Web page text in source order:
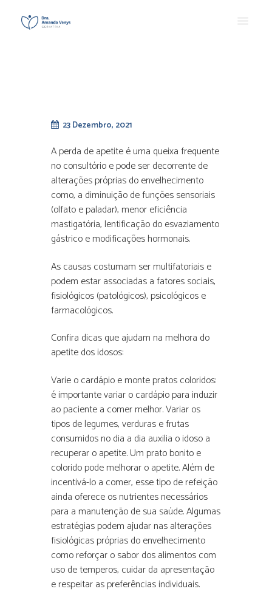
23 Dezembro, 2021
A perda de apetite é uma queixa frequente
no consultório e pode ser decorrente de
alterações próprias do envelhecimento
como, a diminuição de funções sensoriais
(olfato e paladar), menor eficiência
mastigatória, lentificação do esvaziamento
gástrico e modificações hormonais.
As causas costumam ser multifatoriais e
podem estar associadas a fatores sociais,
fisiológicos (patológicos), psicológicos e
farmacológicos.
Confira dicas que ajudam na melhora do
apetite dos idosos:
Varie o cardápio e monte pratos coloridos:
é importante variar o cardápio para induzir
ao paciente a comer melhor. Variar os
tipos de legumes, verduras e frutas
consumidos no dia a dia auxilia o idoso a
recuperar o apetite. Um prato bonito e
colorido pode melhorar o apetite. Além de
incentivá-lo a comer, esse tipo de refeição
ainda oferece os nutrientes necessários
para a manutenção de sua saúde. Algumas
estratégias podem ajudar nas alterações
fisiológicas próprias do envelhecimento
como reforçar o sabor dos alimentos com
uso de temperos, cuidar da apresentação
e respeitar as preferências individuais.